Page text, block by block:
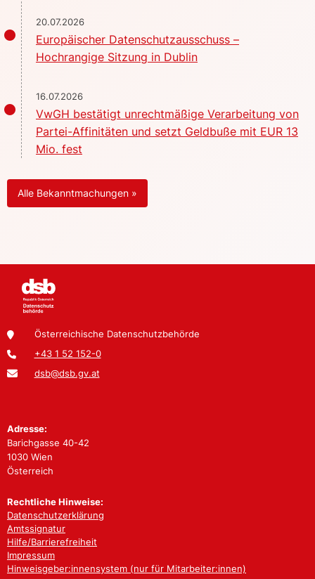
20.07.2026
Europäischer Datenschutzausschuss –
Hochrangige Sitzung in Dublin
16.07.2026
VwGH bestätigt unrechtmäßige Verarbeitung von
Partei-Affinitäten und setzt Geldbuße mit EUR 13
Mio. fest
Alle Bekanntmachungen »
Österreichische Datenschutzbehörde
+43 1 52 152-0
dsb@dsb.gv.at
Adresse:
Barichgasse 40-42
1030 Wien
Österreich
Rechtliche Hinweise:
Datenschutzerklärung
Amtssignatur
Hilfe/Barrierefreiheit
Impressum
Hinweisgeber:innensystem (nur für Mitarbeiter:innen)